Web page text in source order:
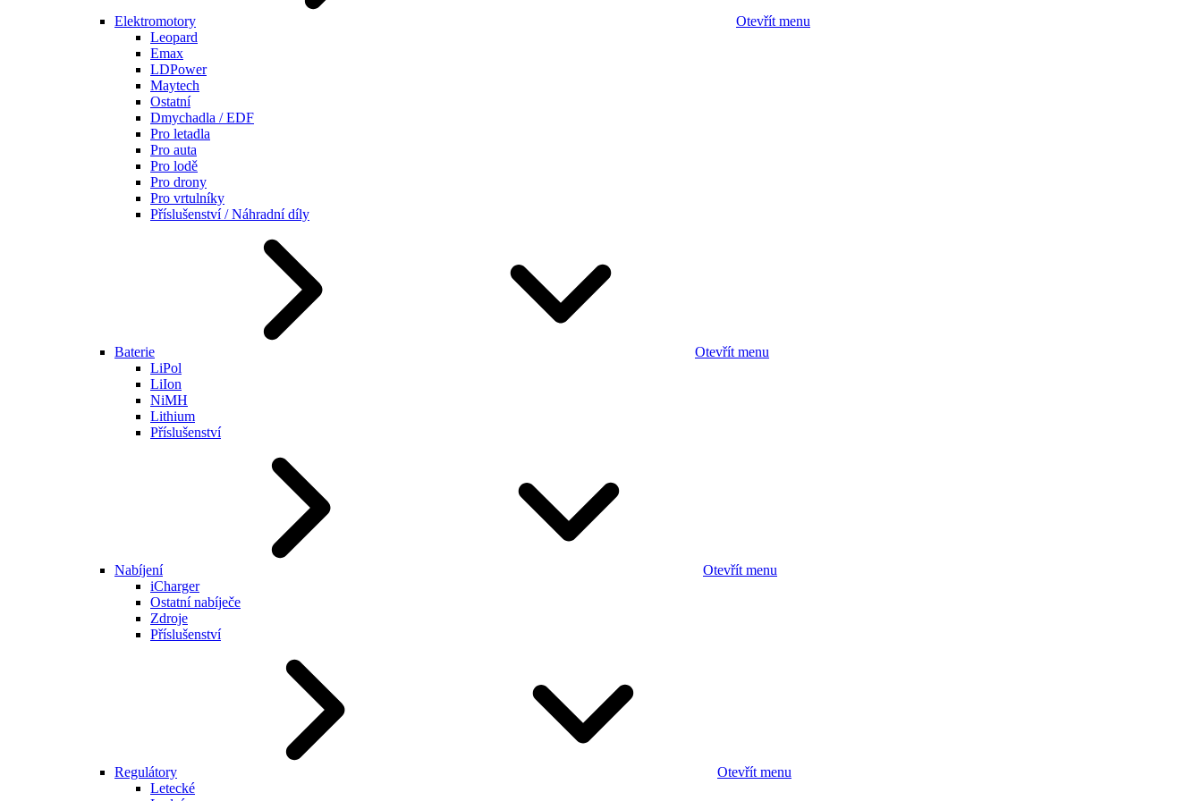
Elektromotory
Otevřít menu
Leopard
Emax
LDPower
Maytech
Ostatní
Dmychadla / EDF
Pro letadla
Pro auta
Pro lodě
Pro drony
Pro vrtulníky
Příslušenství / Náhradní díly
Baterie
Otevřít menu
LiPol
LiIon
NiMH
Lithium
Příslušenství
Nabíjení
Otevřít menu
iCharger
Ostatní nabíječe
Zdroje
Příslušenství
Regulátory
Otevřít menu
Letecké